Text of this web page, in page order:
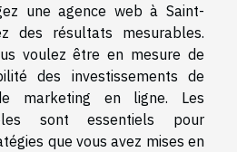
une agence web à Saint-
des résultats mesurables.
voulez être en mesure de
des investissements de
marketing en ligne. Les
sont essentiels pour
que vous avez mises en